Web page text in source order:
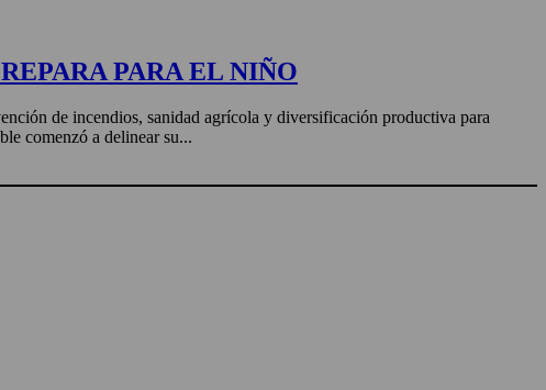
PARA EL NIÑO
de incendios, sanidad agrícola y diversificación productiva para
comenzó a delinear su...